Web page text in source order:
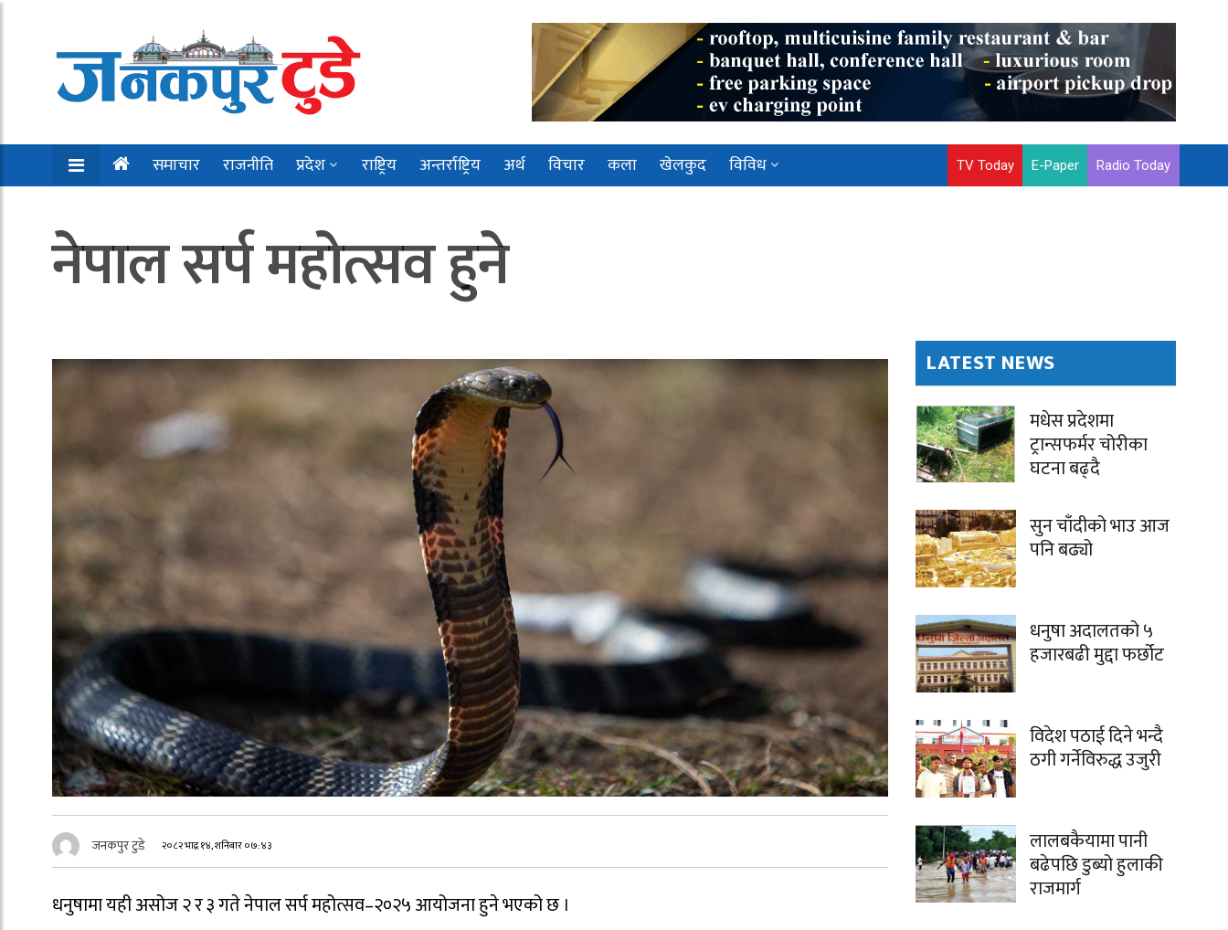
समाचार राजनीति प्रदेश राष्ट्रिय अन्तर्राष्ट्रिय अर्थ विचार कला खेलकुद विविध TV Today E-Paper Radio Today
नेपाल सर्प महोत्सव हुने
जनकपुर टुडे २०८२ भाद्र १४, शनिबार ०७:४३
धनुषामा यही असोज २ र ३ गते नेपाल सर्प महोत्सव–२०२५ आयोजना हुने भएको छ ।
LATEST NEWS
मधेस प्रदेशमा
ट्रान्सफर्मर चोरीका
घटना बढ्दै
सुन चाँदीको भाउ आज
पनि बढ्यो
धनुषा अदालतको ५
हजारबढी मुद्दा फर्छोट
विदेश पठाई दिने भन्दै
ठगी गर्नेविरुद्ध उजुरी
लालबकैयामा पानी
बढेपछि डुब्यो हुलाकी
राजमार्ग